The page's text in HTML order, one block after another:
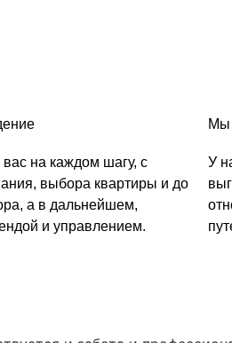
на каждом шагу, с
выбора квартиры и до
а в дальнейшем,
и управлением.
Мы
У